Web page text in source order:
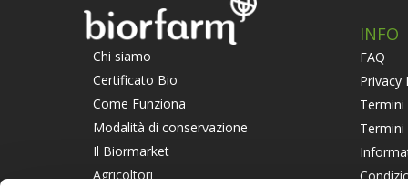
Chi siamo
Certificato Bio
Come Funziona
Modalità di conservazione
Il Biormarket
Agricoltori
INFO
FAQ
Privacy